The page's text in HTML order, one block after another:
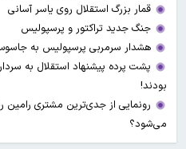
قمار بزرگ استقلال روی یاسر آسانی
جنگ جدید تراکتور و پرسپولیس
هشدار سرمربی پرسپولیس به
پشت پرده پیشنهاد استقلال به
بودند!
رونمایی از جدی‌ترین مشتری رامین
می‌شود؟